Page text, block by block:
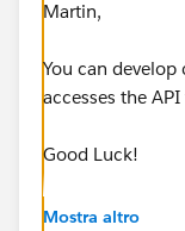
Martin,
You can
accesses the
Good Luck!
John
Mostra altro